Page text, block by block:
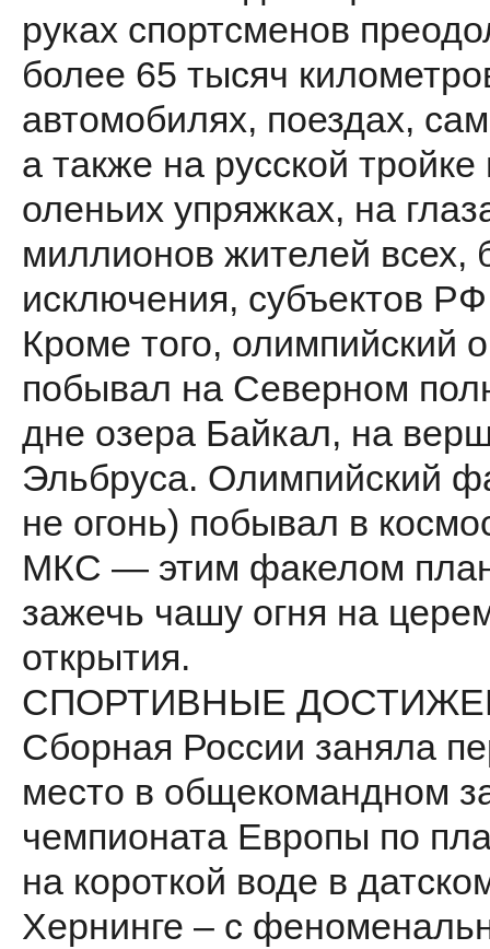
руках спортсменов
более 65 тысяч
автомобилях, поездах,
а также на русской тройке
оленьих упряжках, на
миллионов жителей всех,
исключения, субъектов
Кроме того, олимпийский
побывал на Северном
дне озера Байкал, на
Эльбруса. Олимпийский
не огонь) побывал в
МКС — этим факелом
зажечь чашу огня на
открытия.
СПОРТИВНЫЕ
Сборная России заняла
место в общекомандном
чемпионата Европы по
на короткой воде в
Хернинге – с